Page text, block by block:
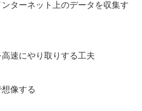
ターネット上のデータを収集す
速にやり取りする工夫
像する